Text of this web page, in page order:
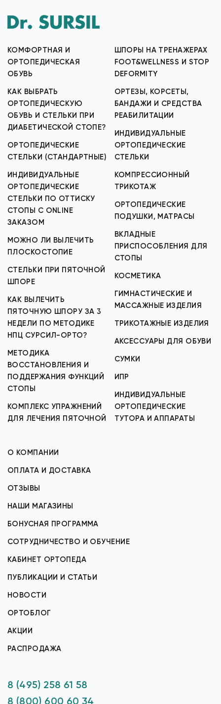
КОМФОРТНАЯ И
ОРТОПЕДИЧЕСКАЯ
ОБУВЬ
КАК ВЫБРАТЬ
ОРТОПЕДИЧЕСКУЮ
ОБУВЬ И СТЕЛЬКИ ПРИ
ДИАБЕТИЧЕСКОЙ СТОПЕ?
ОРТОПЕДИЧЕСКИЕ
СТЕЛЬКИ (СТАНДАРТНЫЕ)
ИНДИВИДУАЛЬНЫЕ
ОРТОПЕДИЧЕСКИЕ
СТЕЛЬКИ ПО ОТТИСКУ
СТОПЫ С ONLINE
ЗАКАЗОМ
МОЖНО ЛИ ВЫЛЕЧИТЬ
ПЛОСКОСТОПИЕ
СТЕЛЬКИ ПРИ ПЯТОЧНОЙ
ШПОРЕ
КАК ВЫЛЕЧИТЬ
ПЯТОЧНУЮ ШПОРУ ЗА 3
НЕДЕЛИ ПО МЕТОДИКЕ
НПЦ СУРСИЛ-ОРТО?
МЕТОДИКА
ВОССТАНОВЛЕНИЯ И
ПОДДЕРЖАНИЯ ФУНКЦИЙ
СТОПЫ
КОМПЛЕКС УПРАЖНЕНИЙ
ДЛЯ ЛЕЧЕНИЯ ПЯТОЧНОЙ
ШПОРЫ НА ТРЕНАЖЕРАХ
FOOT&WELLNESS И STOP
DEFORMITY
ОРТЕЗЫ, КОРСЕТЫ,
БАНДАЖИ И СРЕДСТВА
РЕАБИЛИТАЦИИ
ИНДИВИДУАЛЬНЫЕ
ОРТОПЕДИЧЕСКИЕ
СТЕЛЬКИ
КОМПРЕССИОННЫЙ
ТРИКОТАЖ
ОРТОПЕДИЧЕСКИЕ
ПОДУШКИ, МАТРАСЫ
ВКЛАДНЫЕ
ПРИСПОСОБЛЕНИЯ ДЛЯ
СТОПЫ
КОСМЕТИКА
ГИМНАСТИЧЕСКИЕ И
МАССАЖНЫЕ ИЗДЕЛИЯ
ТРИКОТАЖНЫЕ ИЗДЕЛИЯ
АКСЕССУАРЫ ДЛЯ ОБУВИ
СУМКИ
ИПР
ИНДИВИДУАЛЬНЫЕ
ОРТОПЕДИЧЕСКИЕ
ТУТОРА И АППАРАТЫ
О КОМПАНИИ
ОПЛАТА И ДОСТАВКА
ОТЗЫВЫ
НАШИ МАГАЗИНЫ
БОНУСНАЯ ПРОГРАММА
СОТРУДНИЧЕСТВО И ОБУЧЕНИЕ
КАБИНЕТ ОРТОПЕДА
ПУБЛИКАЦИИ И СТАТЬИ
НОВОСТИ
ОРТОБЛОГ
АКЦИИ
РАСПРОДАЖА
8 (495) 258 61 58
8 (800) 600 60 34